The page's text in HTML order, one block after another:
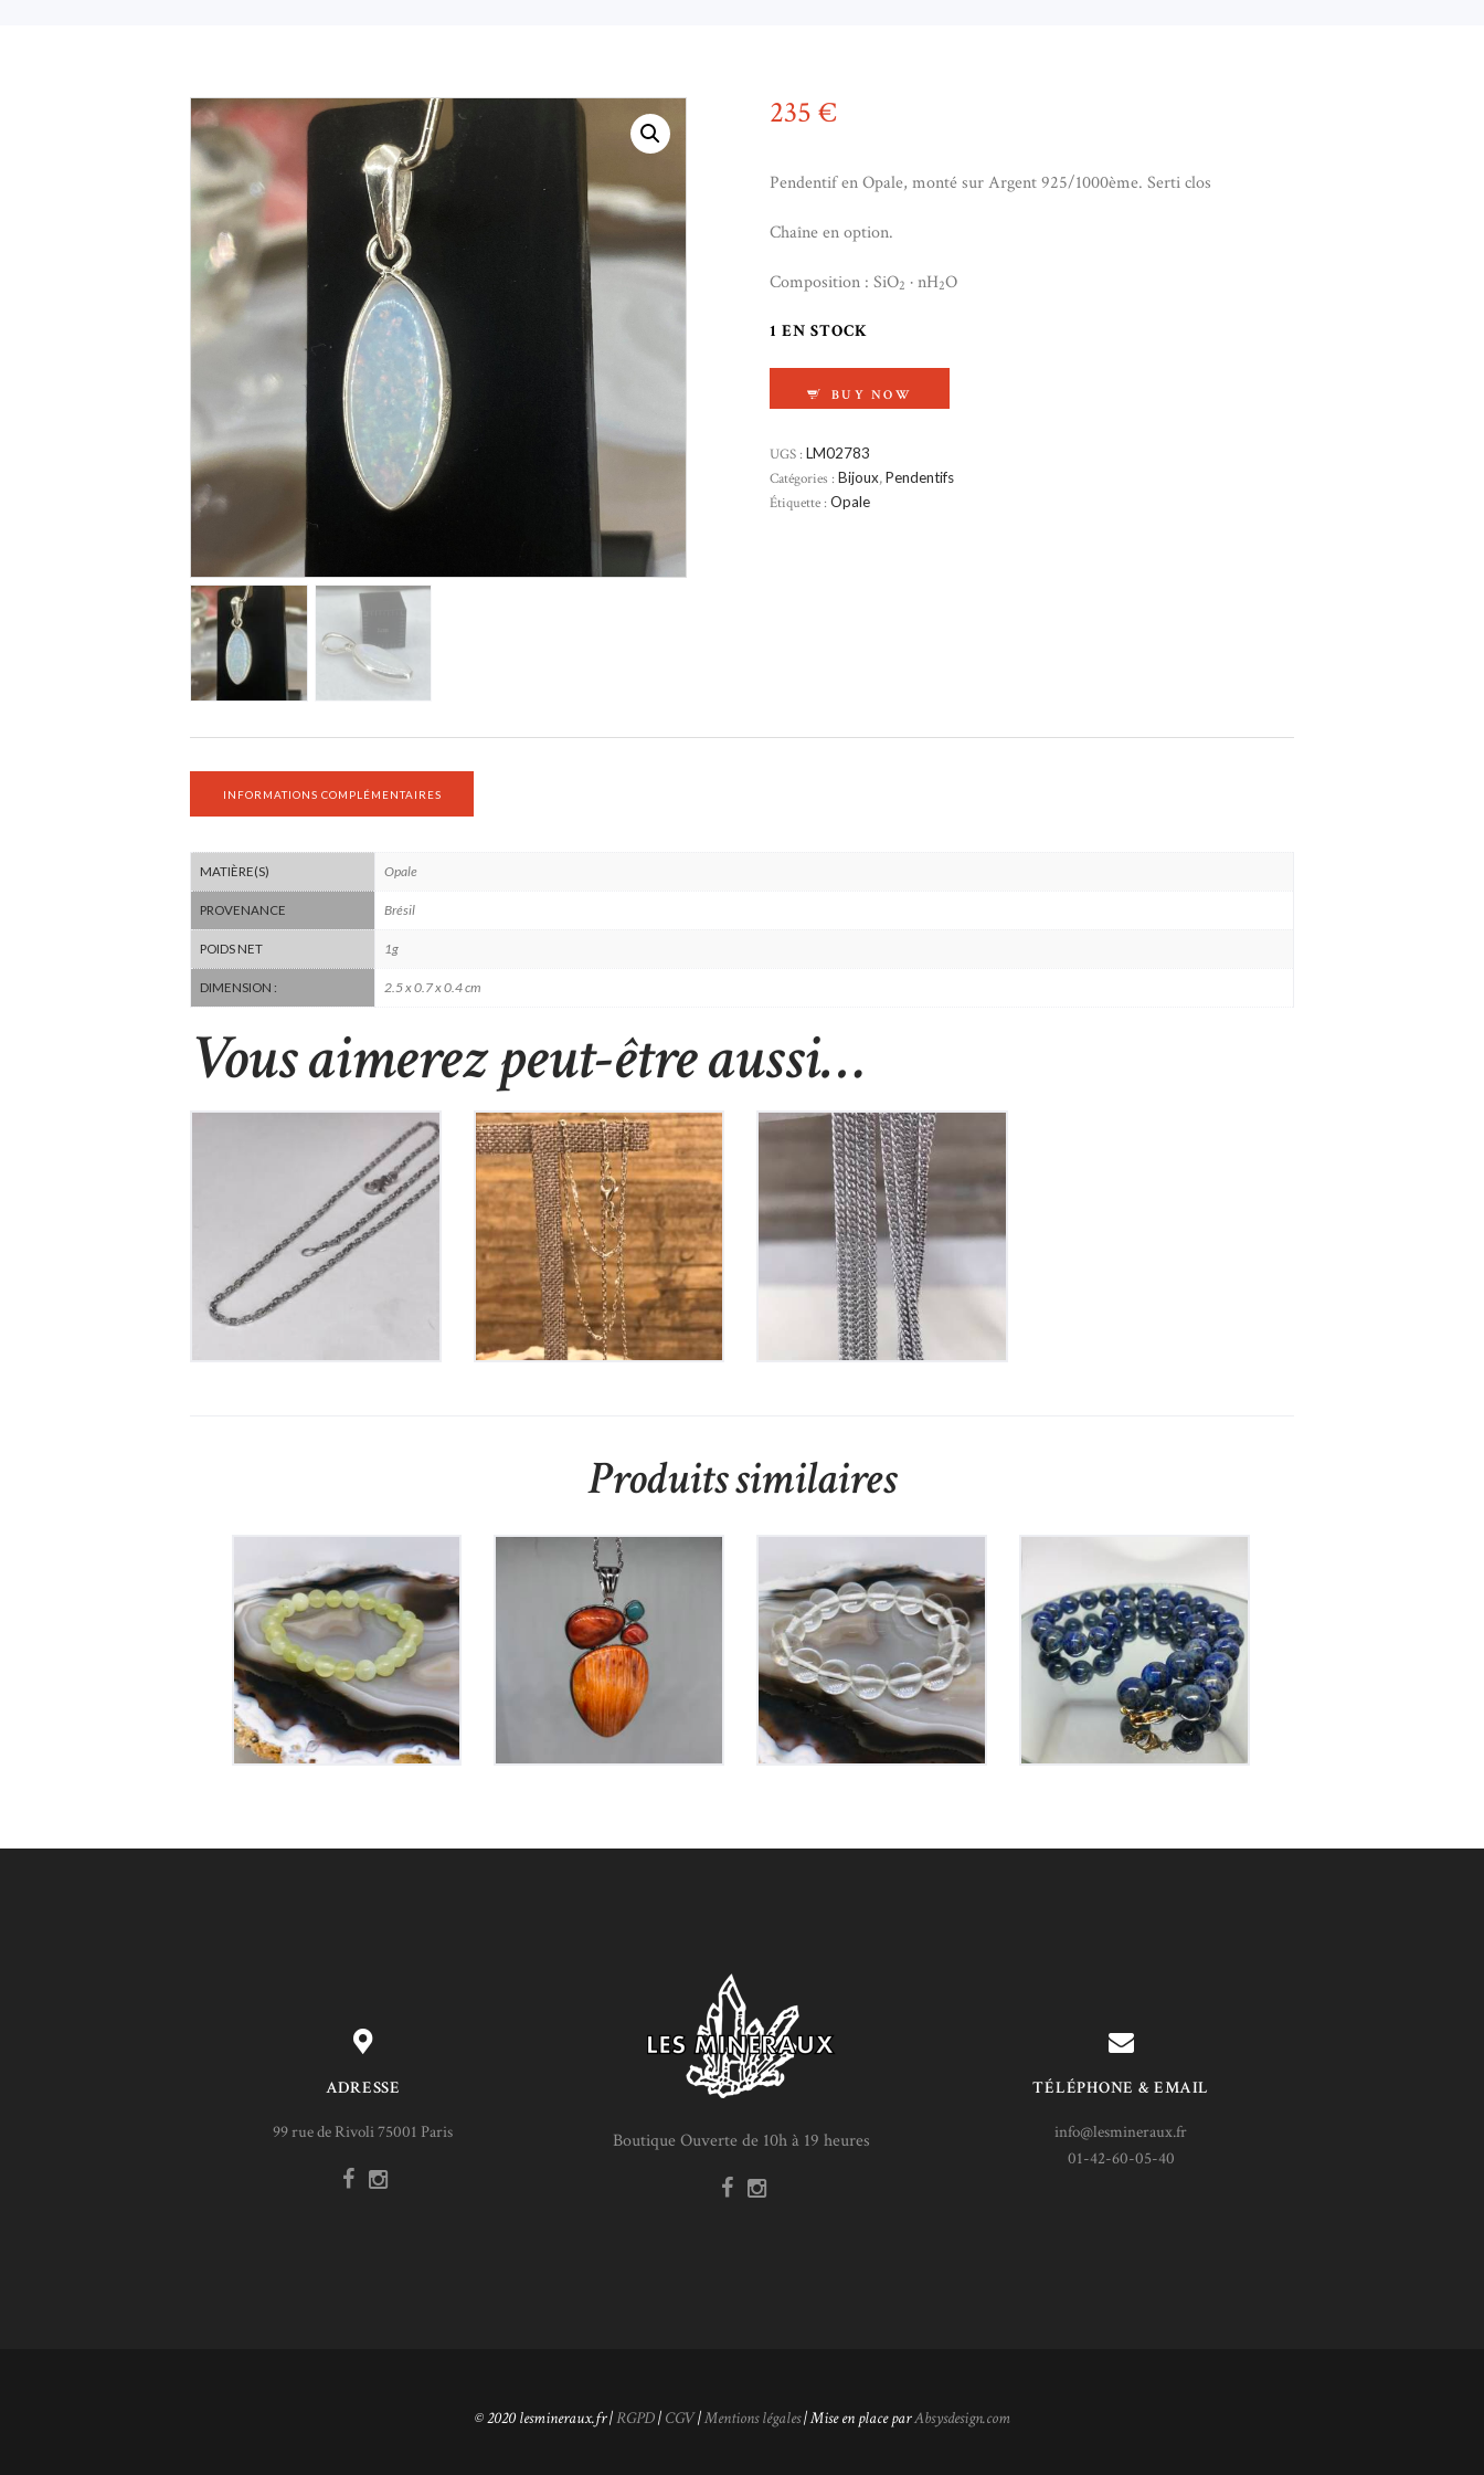
235 €
Pendentif en Opale, monté sur Argent 925/1000ème. Serti clos
Chaîne en option.
Composition : SiO2 · nH2O
1 EN STOCK
BUY NOW
UGS : LM02783
Catégories : Bijoux,Pendentifs
Étiquette : Opale
INFORMATIONS COMPLÉMENTAIRES
MATIÈRE(S) Opale
PROVENANCE Brésil
POIDS NET 1g
DIMENSION : 2.5 x 0.7 x 0.4 cm
Vous aimerez peut-être aussi…
Chaine en Argent
55€
Chaine en Argent
40€
Chaine en Argent
35€
Produits similaires
Bracelet Jade
Elastique
15€
Pendentif Coquillage
et Amazonite
210€
Bracelet Cristal de
Roche
30 €
Collier Lapis Lazuli
175€
ADRESSE
99 rue de Rivoli 75001 Paris Boutique Ouverte de 10h à 19 heures
TÉLÉPHONE & EMAIL
info@lesmineraux.fr
01-42-60-05-40
© 2020 lesmineraux.fr |RGPD| CGV|Mentions légales| Mise en place parAbsysdesign.com